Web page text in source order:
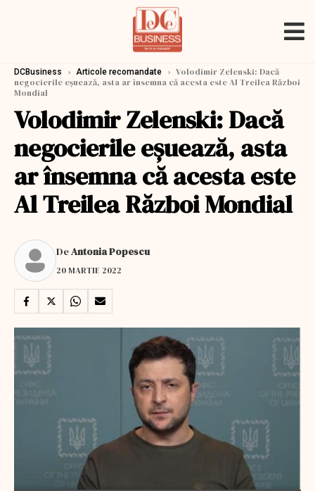
DCBusiness › Articole recomandate › Volodimir Zelenski: Dacă
negocierile eșuează, asta ar însemna că acesta este Al Treilea Război
Mondial
Volodimir Zelenski: Dacă
negocierile eșuează, asta
ar însemna că acesta este
Al Treilea Război Mondial
DeAntonia Popescu
20 MARTIE 2022